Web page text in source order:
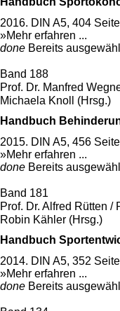
2016. DIN A5, 404
»Mehr erfahren ...
done Bereits
Band 188
Prof. Dr. Manfred
Michaela Knoll (Hrsg.)
Handbuch
2015. DIN A5, 456
»Mehr erfahren ...
done Bereits
Band 181
Prof. Dr. Alfred Rütten /
Robin Kähler (Hrsg.)
Handbuch
2014. DIN A5, 352
»Mehr erfahren ...
done Bereits